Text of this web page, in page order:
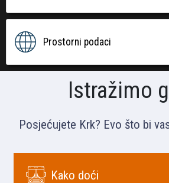
Prostorni podaci
Istražimo
Posjećujete Krk? Evo što bi
Kako doći